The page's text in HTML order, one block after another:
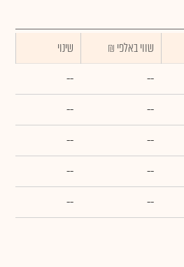
₪ שווי באלפי
שינוי
--
--
--
--
--
--
--
--
--
--